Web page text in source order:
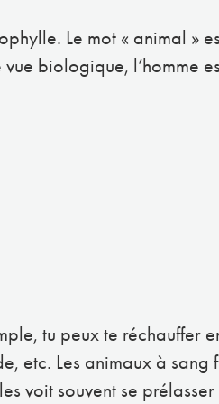
Le mot « animal »
biologique, l’homme
tu peux te réchauffer
etc. Les animaux à sang
voit souvent se